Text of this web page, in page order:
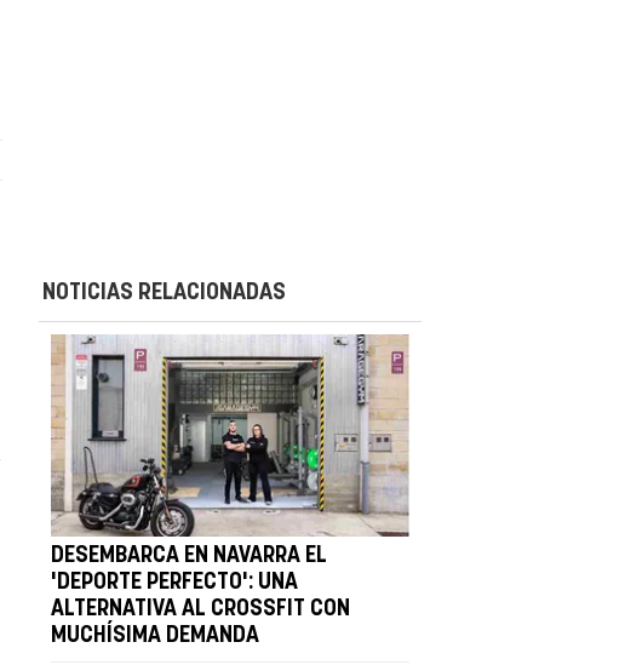
NOTICIAS RELACIONADAS
DESEMBARCA EN NAVARRA EL
'DEPORTE PERFECTO': UNA
ALTERNATIVA AL CROSSFIT CON
MUCHÍSIMA DEMANDA